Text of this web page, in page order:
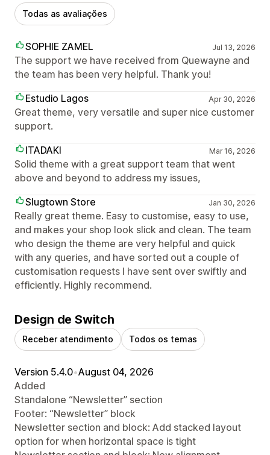
Todas as avaliações
SOPHIE ZAMEL Jul 13, 2026
The support we have received from Quewayne and
the team has been very helpful. Thank you!
Estudio Lagos
Apr 30, 2026
Great theme, very versatile and super nice customer
support.
ITADAKI
Mar 16, 2026
Solid theme with a great support team that went
above and beyond to address my issues,
Slugtown Store
Jan 30, 2026
Really great theme. Easy to customise, easy to use,
and makes your shop look slick and clean. The team
who design the theme are very helpful and quick
with any queries, and have sorted out a couple of
customisation requests I have sent over swiftly and
efficiently. Highly recommend.
Design de Switch
Receber atendimento Todos os temas
Version 5.4.0•August 04, 2026
Added
Standalone “Newsletter” section
Footer: “Newsletter” block
Newsletter section and block: Add stacked layout
option for when horizontal space is tight